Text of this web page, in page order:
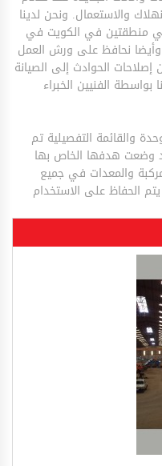
والاستعمال. ونحن لدينا
منطقتين في الكويت في
وأيضا نحافظ على ورش العمل
الحوادث إلى الصيانة
الفنيين الخبراء
الأسطول الحالي هو حوالي 400 وحدة والقائمة التفصيلية تم
وضعت هدفها الخاص بها
من إتاحة المركبة والمعدات في جميع
الحفاظ على الاستخدام